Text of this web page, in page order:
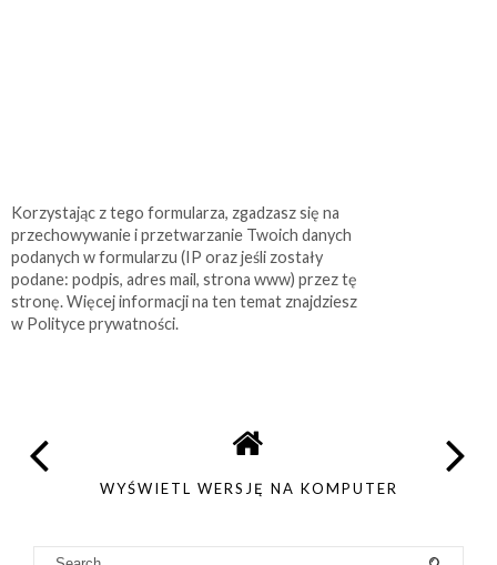
Korzystając z tego formularza, zgadzasz się na
przechowywanie i przetwarzanie Twoich danych
podanych w formularzu (IP oraz jeśli zostały
podane: podpis, adres mail, strona www) przez tę
stronę. Więcej informacji na ten temat znajdziesz
w Polityce prywatności.
WYŚWIETL WERSJĘ NA KOMPUTER